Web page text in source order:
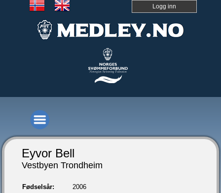
Logg inn
Eyvor Bell
Vestbyen Trondheim
Fødselsår:
2006